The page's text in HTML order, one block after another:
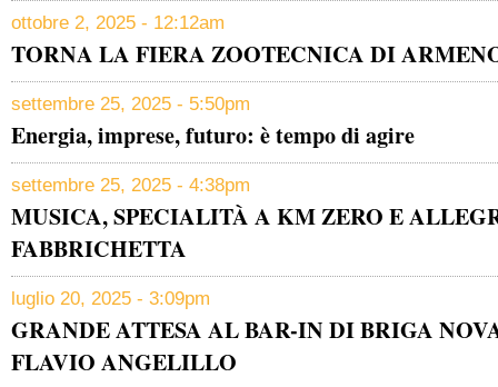
ottobre 2, 2025 - 12:12am
TORNA LA FIERA ZOOTECNICA DI
settembre 25, 2025 - 5:50pm
Energia, imprese, futuro: è tempo di agire
settembre 25, 2025 - 4:38pm
MUSICA, SPECIALITÀ A KM ZERO E
FABBRICHETTA
luglio 20, 2025 - 3:09pm
GRANDE ATTESA AL BAR-IN DI BRIGA
FLAVIO ANGELILLO